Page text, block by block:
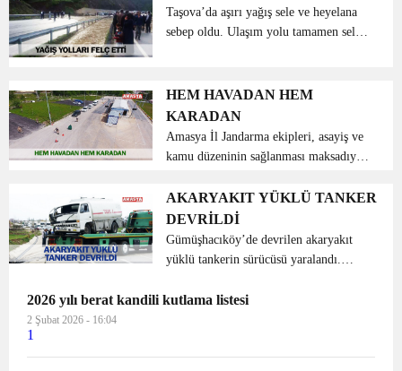
Duman idaresindeki otomobil, Tokat-
Amasya...
Taşova’da aşırı yağış sele ve heyelana
sebep oldu. Ulaşım yolu tamamen sele
Ediyeri mevkii arasında sel felaketi
meydana gelmesi i...
HEM HAVADAN HEM
KARADAN
Amasya İl Jandarma ekipleri, asayiş ve
kamu düzeninin sağlanması maksadıyla
sorumluluk bölgesi olan Amasya-
Suluova D100 Devlet Karayolu
üzerinde bulunan Merkez İlçe Boğa...
AKARYAKIT YÜKLÜ TANKER
DEVRİLDİ
Gümüşhacıköy’de devrilen akaryakıt
yüklü tankerin sürücüsü yaralandı.
Selçuk Söylemez (55) idaresindeki 05
2026 yılı berat kandili kutlama listesi
2 Şubat 2026 - 16:04
1